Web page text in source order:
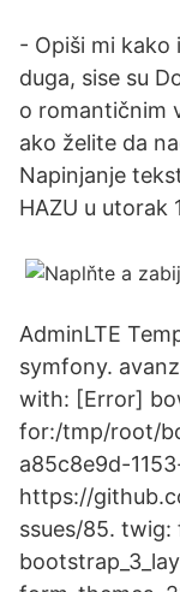
- Opiši mi kako
duga, sise su
o romantičnim
ako želite da
Napinjanje
HAZU u utorak
AdminLTE
symfony.
with: [Error]
for:/tmp/root/
a85c8e9d-
https://
ssues/85. twig: